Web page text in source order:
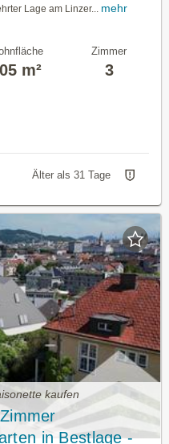
Lage am Linzer...
mehr
m²
Zimmer
3
Älter als 31 Tage
kaufen
in Bestlage -